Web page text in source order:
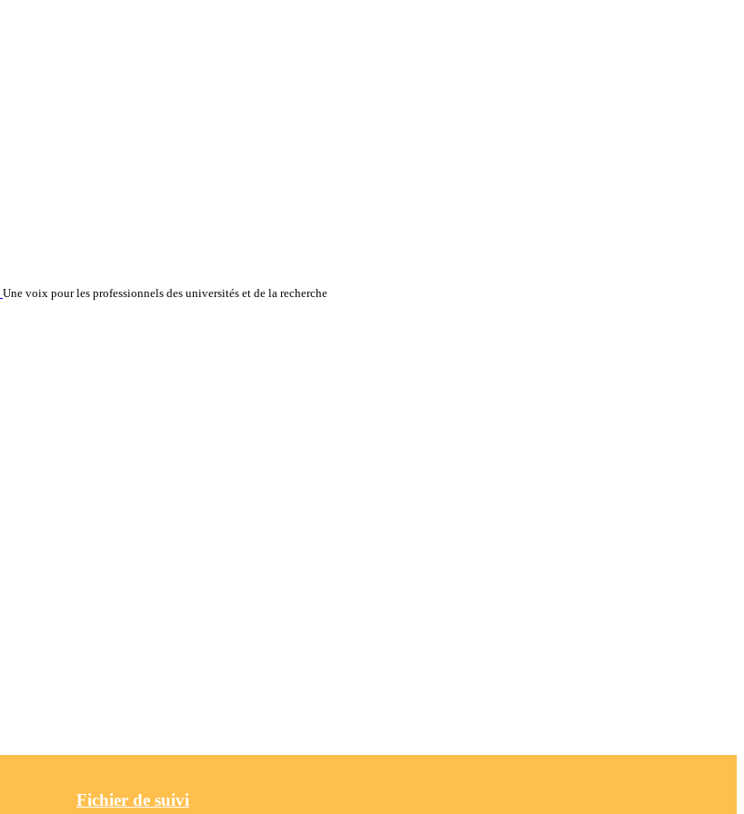
Une voix pour les professionnels des universités et de la recherche
Fichier de suivi